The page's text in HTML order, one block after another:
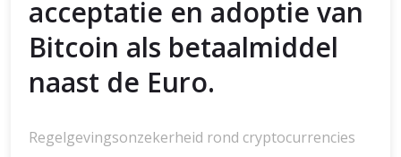
acceptatie en adoptie van
Bitcoin als betaalmiddel
naast de Euro.
Regelgevingsonzekerheid rond cryptocurrencies